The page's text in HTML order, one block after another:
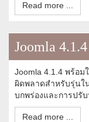
Read more ...
Joomla
Joomla 4.1.4 พร้อ
ผิดพลาดสำหรับรุ่นใ
บกพร่องและการปรั
Read more ...